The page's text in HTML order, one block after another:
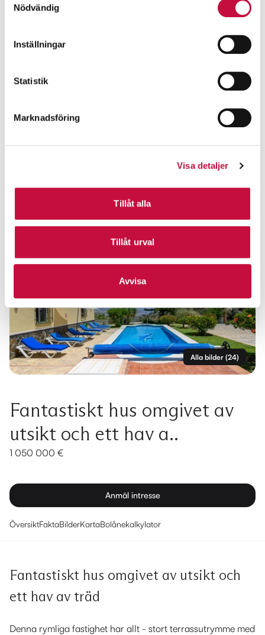
Nödvändig
Inställningar
Statistik
Marknadsföring
Visa detaljer
Tillåt alla
Tillåt urval
Avvisa
Alla bilder (24)
Fantastiskt hus omgivet av
utsikt och ett hav a..
1 050 000 €
Anmäl intresse
ÖversiktFaktaBilderKartaBolånekalkylator
Fantastiskt hus omgivet av utsikt och
ett hav av träd
Denna rymliga fastighet har allt - stort terrassutrymme med